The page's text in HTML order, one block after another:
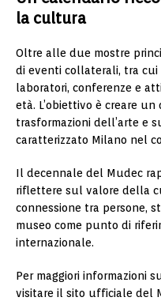
la cultura
Oltre alle due mostre
di eventi collaterali, tra cui
laboratori, conferenze e
età. L’obiettivo è creare
trasformazioni dell’arte e
caratterizzato Milano nel
Il decennale del Mudec
riflettere sul valore della
connessione tra persone,
museo come punto di
internazionale.
Per maggiori informazioni
visitare il sito ufficiale del